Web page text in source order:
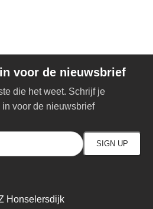
voor de nieuwsbrief
die het weet. Schrijf je
voor de nieuwsbrief
Honselersdijk